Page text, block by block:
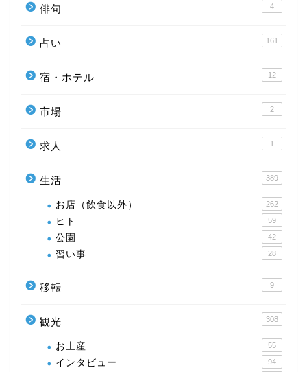
俳句 4
占い 161
宿・ホテル 12
市場 2
求人 1
生活 389
お店（飲食以外） 262
ヒト 59
公園 42
習い事 28
移転 9
観光 308
お土産 55
インタビュー 94